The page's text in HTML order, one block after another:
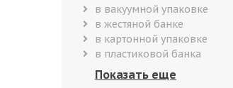
в вакуумной упаковке
в жестяной банке
в картонной упаковке
в пластиковой банка